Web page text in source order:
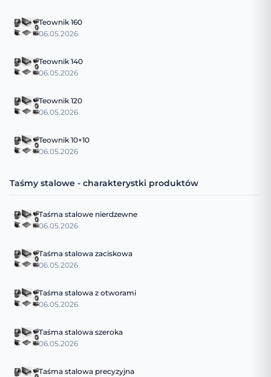
Teownik 160
06.05.2026
Teownik 140
06.05.2026
Teownik 120
06.05.2026
Teownik 10×10
06.05.2026
Taśmy stalowe - charakterystki produktów
Taśma stalowe nierdzewne
06.05.2026
Taśma stalowa zaciskowa
06.05.2026
Taśma stalowa z otworami
06.05.2026
Taśma stalowa szeroka
06.05.2026
Taśma stalowa precyzyjna